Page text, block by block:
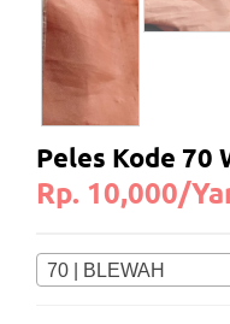
Peles Kode 70
Rp. 10,000/
70 | BLEWAH